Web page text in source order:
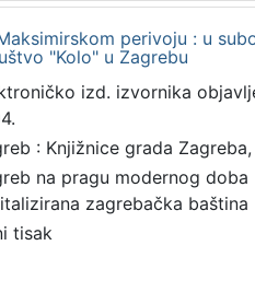
perivoju : u
"Kolo" u Zagrebu
izd. izvornika
: Knjižnice grada
na pragu modernog doba
zagrebačka baština
tisak